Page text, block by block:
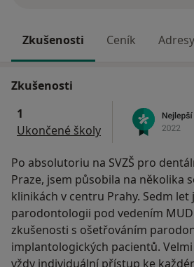
Zkušenosti Ceník Adresy
Zkušenosti
1
Ukončené školy
Po absolutoriu na SVZŠ pro
Praze, jsem působila na několika
klinikách v centru Prahy. Sedm let
parodontologii pod vedením
zkušenosti s ošetřováním
implantologických pacientů.
vždy individuální přístup ke